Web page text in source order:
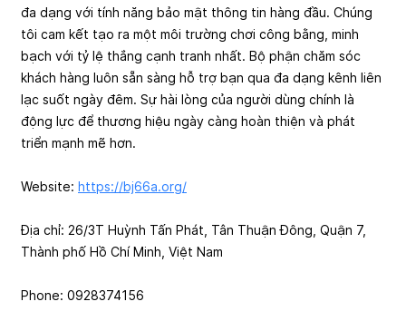
đa dạng với tính năng bảo mật thông tin hàng đầu. Chúng
tôi cam kết tạo ra một môi trường chơi công bằng, minh
bạch với tỷ lệ thắng cạnh tranh nhất. Bộ phận chăm sóc
khách hàng luôn sẵn sàng hỗ trợ bạn qua đa dạng kênh liên
lạc suốt ngày đêm. Sự hài lòng của người dùng chính là
động lực để thương hiệu ngày càng hoàn thiện và phát
triển mạnh mẽ hơn.
Website: https://bj66a.org/
Địa chỉ: 26/3T Huỳnh Tấn Phát, Tân Thuận Đông, Quận 7,
Thành phố Hồ Chí Minh, Việt Nam
Phone: 0928374156